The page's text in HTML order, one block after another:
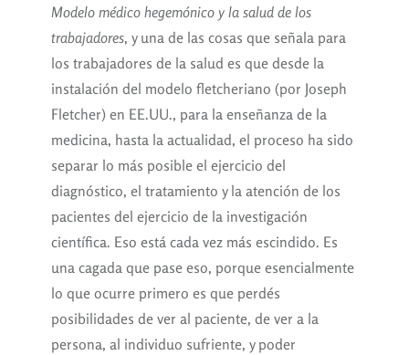
Modelo médico hegemónico y la salud de los
trabajadores, y una de las cosas que señala para
los trabajadores de la salud es que desde la
instalación del modelo fletcheriano (por Joseph
Fletcher) en EE.UU., para la enseñanza de la
medicina, hasta la actualidad, el proceso ha sido
separar lo más posible el ejercicio del
diagnóstico, el tratamiento y la atención de los
pacientes del ejercicio de la investigación
científica. Eso está cada vez más escindido. Es
una cagada que pase eso, porque esencialmente
lo que ocurre primero es que perdés
posibilidades de ver al paciente, de ver a la
persona, al individuo sufriente, y poder